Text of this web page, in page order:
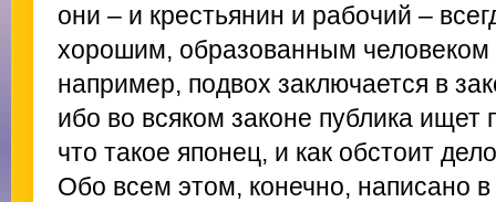
они – и крестьянин и рабочий –
хорошим, образованным человеком
например, подвох заключается в
ибо во всяком законе публика ищет
что такое японец, и как обстоит
Обо всем этом, конечно, написано в